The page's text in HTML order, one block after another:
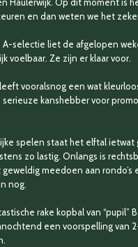
en dan weten we het
selectie liet de afgelopen
voelbaar. Ze zijn er klaar voor.
vooralsnog een wat
kanshebber voor
spelen staat het elftal
zo lastig. Onlangs is
meedoen aan
nog.
rake kopbal van “pupil”
een voorspelling van